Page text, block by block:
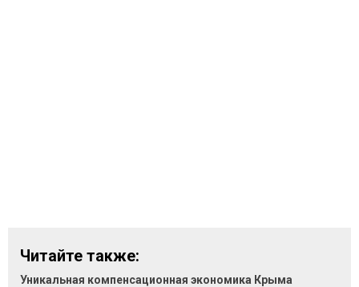
Читайте также:
Уникальная компенсационная экономика Крыма